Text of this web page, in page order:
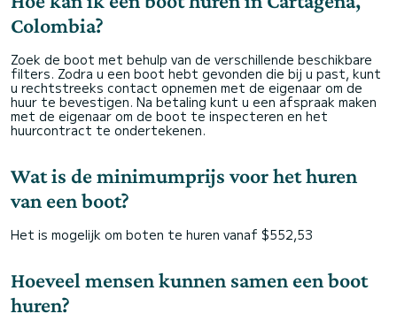
Colombia?
Zoek de boot met behulp van de verschillende beschikbare
filters. Zodra u een boot hebt gevonden die bij u past, kunt
u rechtstreeks contact opnemen met de eigenaar om de
huur te bevestigen. Na betaling kunt u een afspraak maken
met de eigenaar om de boot te inspecteren en het
huurcontract te ondertekenen.
Wat is de minimumprijs voor het huren
van een boot?
Het is mogelijk om boten te huren vanaf $552,53
Hoeveel mensen kunnen samen een boot
huren?